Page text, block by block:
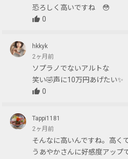
恐ろしく高いですね 😳
0
hkkyk
2ヶ月前
ソプラノでないアルトな
笑い🤣声に10万円あげたい✨
0
Tappi1181
2ヶ月前
そんなに高いんですね。高く
うあやかさんに好感度アップ